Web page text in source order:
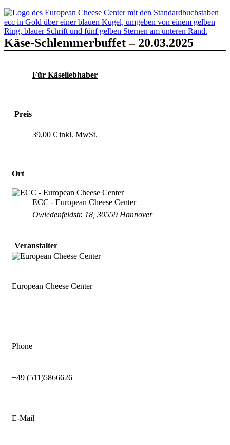
Käse-Schlemmerbuffet – 20.03.2025
Für Käseliebhaber
Preis
39,00 €
Ort
ECC - European Cheese Center
Owiedenfeldstr. 18, 30559 Hannover
Veranstalter
European Cheese Center
Phone
+49 (511)5866626
E-Mail